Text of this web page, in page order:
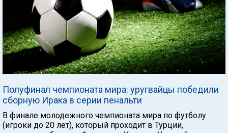
Полуфинал чемпионата мира: уругвайцы победили
сборную Ирака в серии пенальти
В финале молодежного чемпионата мира по футболу
(игроки до 20 лет), который проходит в Турции,